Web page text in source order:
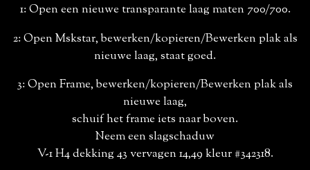
1: Open een nieuwe transparante laag maten 700/700.
2: Open Mskstar, bewerken/kopieren/Bewerken plak als
nieuwe laag, staat goed.
3: Open Frame, bewerken/kopieren/Bewerken plak als
nieuwe laag,
schuif het frame iets naar boven.
Neem een slagschaduw
V-1 H4 dekking 43 vervagen 14,49 kleur #342318.